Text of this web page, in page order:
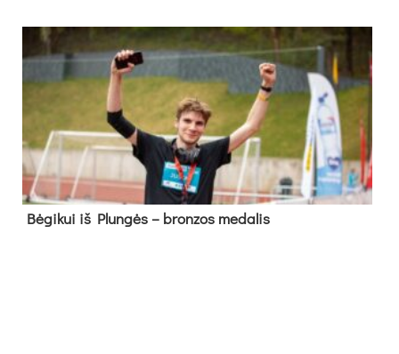
Bė­gi­kui iš Plun­gės – bron­zos me­da­lis